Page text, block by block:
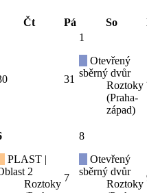
Čt Pá So
31
1
Otevřený
sběrný dvůr
Roztoky
(Praha-
západ)
PLAST |
2
Roztoky
7
8
Otevřený
sběrný dvůr
Roztoky